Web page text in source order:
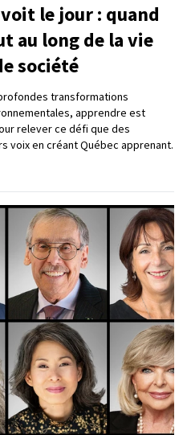
le jour : quand
au long de la vie
société
transformations
apprendre est
relever ce défi que des
voix en créant Québec apprenant.